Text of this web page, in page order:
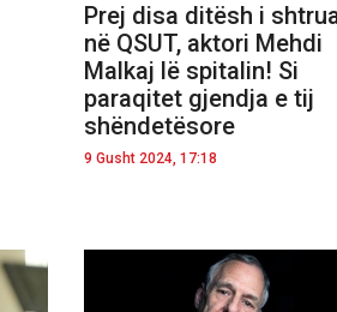
Prej disa ditësh i
në QSUT, aktori Mehdi
Malkaj lë spitalin! Si
paraqitet gjendja e tij
shëndetësore
9 Gusht 2024, 17:18